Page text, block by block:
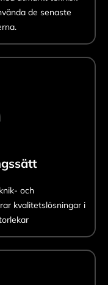
de senaste
och
kvalitetslösningar i